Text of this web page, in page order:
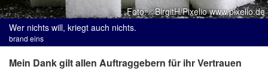
Foto: ©BirgitH/Pixelio www.pixelio.de
Wer nichts will, kriegt auch nichts.
brand eins
Mein Dank gilt allen Auftraggebern für ihr Vertrauen